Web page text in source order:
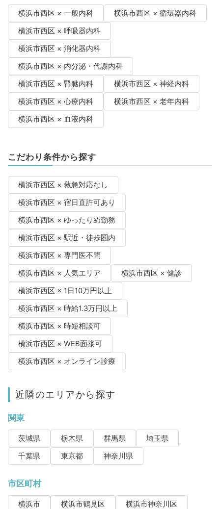
横浜市西区 × 一般内科
横浜市西区 × 循環器内科
横浜市西区 × 呼吸器内科
横浜市西区 × 消化器内科
横浜市西区 × 内分泌・代謝内科
横浜市西区 × 腎臓内科
横浜市西区 × 神経内科
横浜市西区 × 心療内科
横浜市西区 × 老年内科
横浜市西区 × 血液内科
こだわり条件から探す
横浜市西区 × 救急対応なし
横浜市西区 × 宿日直許可あり
横浜市西区 × ゆったりめ勤務
横浜市西区 × 駅近・徒歩圏内
横浜市西区 × 専門医不問
横浜市西区 × 人気エリア
横浜市西区 × 健診
横浜市西区 × 1日10万円以上
横浜市西区 × 時給1.3万円以上
横浜市西区 × 時短相談可
横浜市西区 × WEB面接可
横浜市西区 × オンライン診療
近隣のエリアから探す
関東
茨城県 栃木県 群馬県
埼玉県
千葉県
東京都 神奈川県
市区町村
横浜市 横浜市鶴見区
横浜市神奈川区